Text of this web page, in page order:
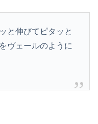
と伸びてピタッと
ヴェール­のように